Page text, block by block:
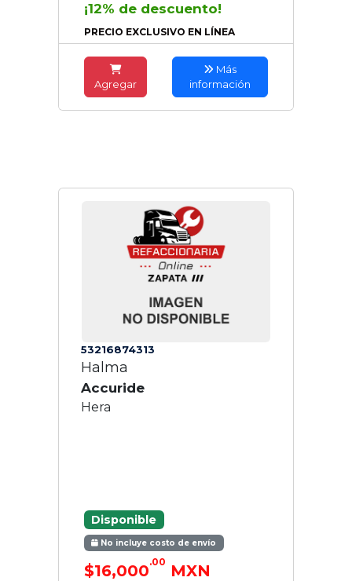
¡12% de descuento!
PRECIO EXCLUSIVO EN LÍNEA
Agregar
Más
información
53216874313
Halma
Accuride
Hera
Disponible
No incluye costo de envío
$16,000.00 MXN